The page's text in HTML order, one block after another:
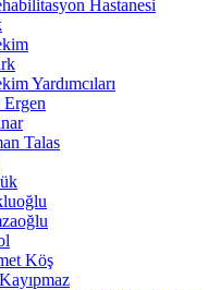
Hastanesi
Yardımcıları
Talas
Köş